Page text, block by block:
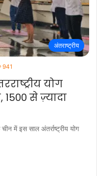
अंतराष्ट्रीय
941
योग
से ज़्यादा
में इस साल अंतर्राष्ट्रीय योग